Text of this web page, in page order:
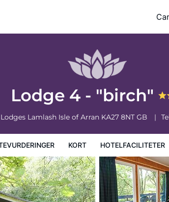
Lodge 4 - "birch"
Lamlash Isle of Arran KA27 8NT GB
KORT HOTELFACILITETER